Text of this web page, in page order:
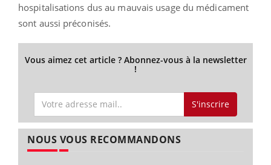
hospitalisations dus au mauvais usage du médicament
sont aussi préconisés.
Vous aimez cet article ? Abonnez-vous à la newsletter
!
S'inscrire
NOUS VOUS RECOMMANDONS